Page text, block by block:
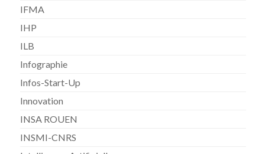
IFMA
IHP
ILB
Infographie
Infos-Start-Up
Innovation
INSA ROUEN
INSMI-CNRS